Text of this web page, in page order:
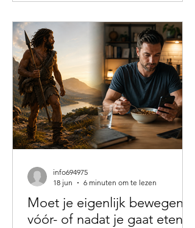
Straks heb ik vakantie. En dan is het
eindelijk zover. De eerste dag ben je
nog wat onrustig. Een dag later word
je wakker met
Moet je eigenlijk bewegen
vóór- of nadat je gaat eten?
info694975
18 jun
6 minuten om te lezen